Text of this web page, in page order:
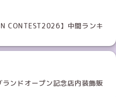
CONTEST2026】中間ランキ
ランドオープン記念店内装飾販